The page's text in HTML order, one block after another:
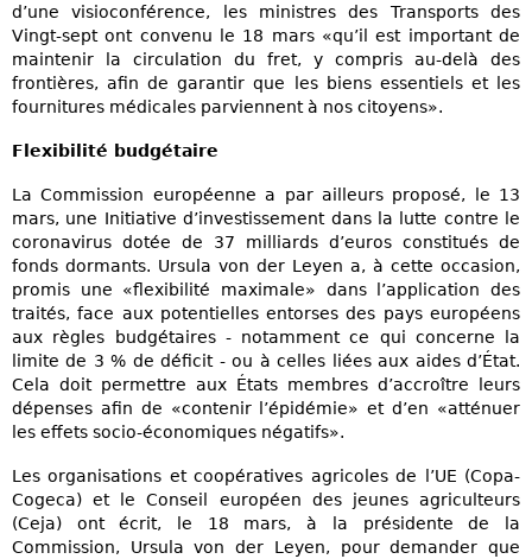
d’une visioconférence, les ministres des Transports des
Vingt-sept ont convenu le 18 mars «qu’il est important de
maintenir la circulation du fret, y compris au-delà des
frontières, afin de garantir que les biens essentiels et les
fournitures médicales parviennent à nos citoyens».
Flexibilité budgétaire
La Commission européenne a par ailleurs proposé, le 13
mars, une Initiative d’investissement dans la lutte contre le
coronavirus dotée de 37 milliards d’euros constitués de
fonds dormants. Ursula von der Leyen a, à cette occasion,
promis une «flexibilité maximale» dans l’application des
traités, face aux potentielles entorses des pays européens
aux règles budgétaires - notamment ce qui concerne la
limite de 3 % de déficit - ou à celles liées aux aides d’État.
Cela doit permettre aux États membres d’accroître leurs
dépenses afin de «contenir l’épidémie» et d’en «atténuer
les effets socio-économiques négatifs».
Les organisations et coopératives agricoles de l’UE (Copa-
Cogeca) et le Conseil européen des jeunes agriculteurs
(Ceja) ont écrit, le 18 mars, à la présidente de la
Commission, Ursula von der Leyen, pour demander que